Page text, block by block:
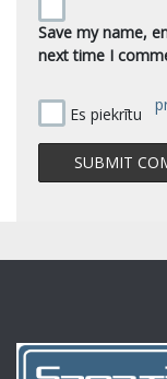
Save my name,
next time I
Es piekrītu